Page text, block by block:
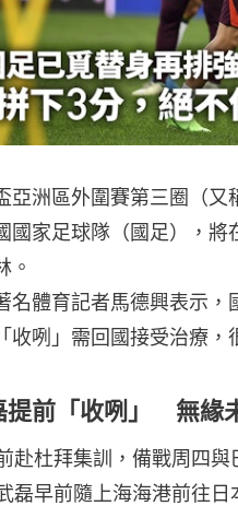
亞洲區外圍賽第三圈（
國家足球隊（國足），
。
名體育記者馬德興表示
收咧」需回國接受治療，
提前「收咧」 無緣
赴杜拜集訓，備戰周四
磊早前隨上海海港前往